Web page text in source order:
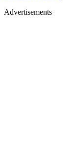
Advertisements